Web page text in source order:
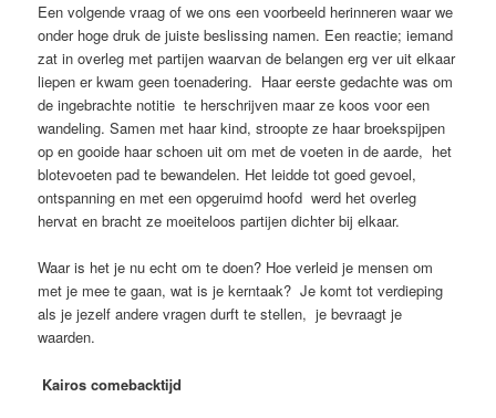
Een volgende vraag of we ons een voorbeeld herinneren waar we
onder hoge druk de juiste beslissing namen. Een reactie; iemand
zat in overleg met partijen waarvan de belangen erg ver uit elkaar
liepen er kwam geen toenadering. Haar eerste gedachte was om
de ingebrachte notitie te herschrijven maar ze koos voor een
wandeling. Samen met haar kind, stroopte ze haar broekspijpen
op en gooide haar schoen uit om met de voeten in de aarde, het
blotevoeten pad te bewandelen. Het leidde tot goed gevoel,
ontspanning en met een opgeruimd hoofd werd het overleg
hervat en bracht ze moeiteloos partijen dichter bij elkaar.
Waar is het je nu echt om te doen? Hoe verleid je mensen om
met je mee te gaan, wat is je kerntaak? Je komt tot verdieping
als je jezelf andere vragen durft te stellen, je bevraagt je
waarden.
Kairos comebacktijd